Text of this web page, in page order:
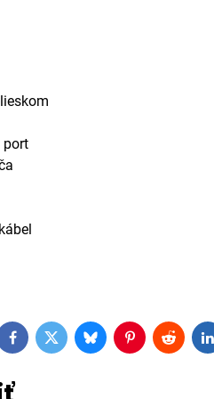
port
FacebookTwitterBlueskyPinterestReddit